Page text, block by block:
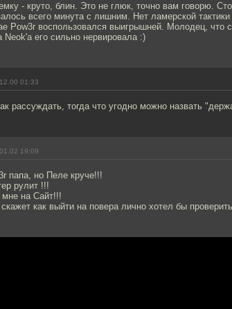
- круто, блин. Это не глюк, точно вам говорю.
всего минута с лишним. Нет ламерской
Pow3r воспользовался выигрышней. Молодец, что
его сильно нервировала :)
01:33
рассуждать, тогда что угодно можно назвать
19:09
папа, но Пеле круче!!!
рулит !!!
мне на Сайт!!!
скажет как выйти на повера лично хотел бы